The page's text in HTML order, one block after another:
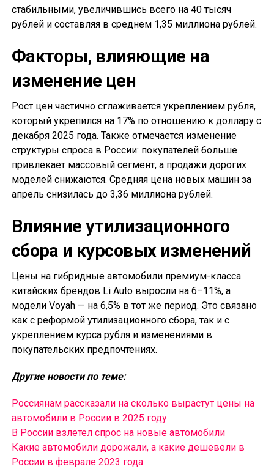
стабильными, увеличившись всего на 40 тысяч
рублей и составляя в среднем 1,35 миллиона рублей.
Факторы, влияющие на
изменение цен
Рост цен частично сглаживается укреплением рубля,
который укрепился на 17% по отношению к доллару с
декабря 2025 года. Также отмечается изменение
структуры спроса в России: покупателей больше
привлекает массовый сегмент, а продажи дорогих
моделей снижаются. Средняя цена новых машин за
апрель снизилась до 3,36 миллиона рублей.
Влияние утилизационного
сбора и курсовых изменений
Цены на гибридные автомобили премиум-класса
китайских брендов Li Auto выросли на 6–11%, а
модели Voyah — на 6,5% в тот же период. Это связано
как с реформой утилизационного сбора, так и с
укреплением курса рубля и изменениями в
покупательских предпочтениях.
Другие новости по теме:
Россиянам рассказали на сколько вырастут цены на
автомобили в России в 2025 году
В России взлетел спрос на новые автомобили
Какие автомобили дорожали, а какие дешевели в
России в феврале 2023 года